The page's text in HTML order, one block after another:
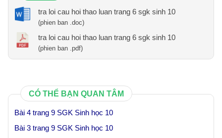
tra loi cau hoi thao luan trang 6 sgk sinh 10
(phien ban .doc)
tra loi cau hoi thao luan trang 6 sgk sinh 10
(phien ban .pdf)
CÓ THỂ BẠN QUAN TÂM
Bài 4 trang 9 SGK Sinh học 10
Bài 3 trang 9 SGK Sinh học 10